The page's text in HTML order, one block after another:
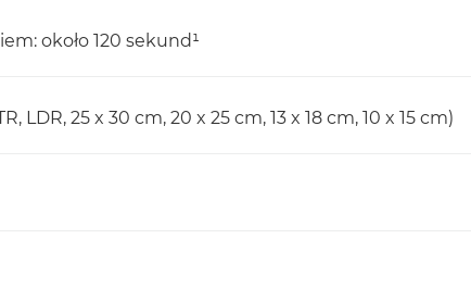
około 120 sekund¹
LDR, 25 x 30 cm, 20 x 25 cm, 13 x 18 cm, 10 x 15 cm)